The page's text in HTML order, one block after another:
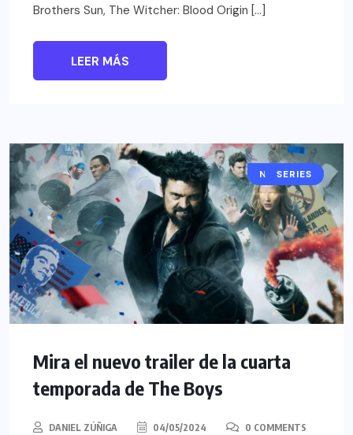
Brothers Sun, The Witcher: Blood Origin […]
LEER MÁS
NOTICIAS
SERIES
Mira el nuevo trailer de la cuarta
temporada de The Boys
DANIEL ZÚÑIGA 04/05/2024 0 COMMENTS